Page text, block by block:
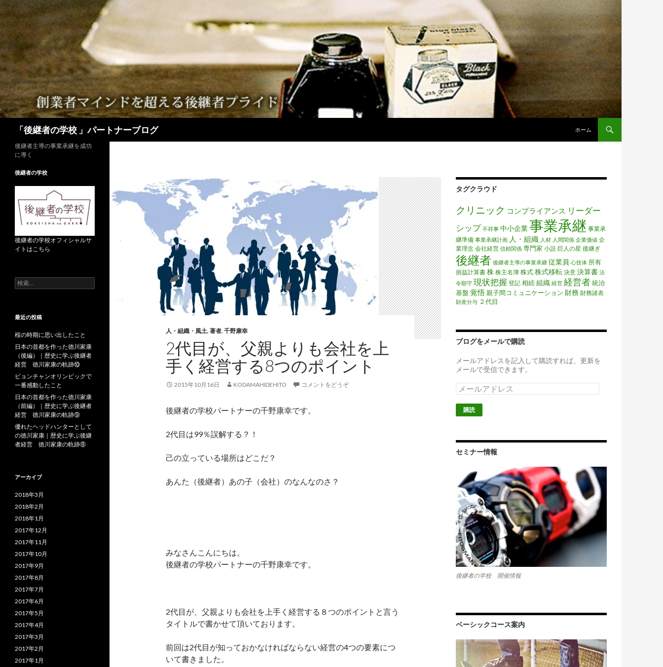
「後継者の学校 」パートナーブログ
ホーム
人・組織・風土, 著者, 千野康幸
2代目が、父親よりも会社を上
手く経営する8つのポイント
2015年10月16日 KODAMAHIDEHITO コメントをどうぞ
後継者の学校パートナーの千野康幸です。
2代目は99％誤解する？！
己の立っている場所はどこだ？
あんた（後継者）あの子（会社）のなんなのさ？
みなさんこんにちは。
後継者の学校パートナーの千野康幸です。
2代目が、父親よりも会社を上手く経営する８つのポイントと言う
タイトルで書かせて頂いております。
前回は2代目が知っておかなければならない経営の4つの要素につ
いて書きました。
タグクラウド
クリニック コンプライアンス リーダー
シップ 不祥事 中小企業事業承継 事業承
継準備 事業承継計画 人・組織 人材 人間関係 企業価値 企
業理念 会社経営 信頼関係 専門家 小説 巨人の星 後継ぎ
後継者 後継者主導の事業承継 従業員 心技体 所有
損益計算書 株 株主名簿 株式株式移転 決意 決算書 法
令順守 現状把握 登記 相続組織 経営 経営者統治
基盤覚悟親子間コミュニケーション 財務 財務諸表
財産分与 ２代目
ブログをメールで購読
メールアドレスを記入して購読すれば、更新を
メールで受信できます。
メ
ー
ル
ア
ス
セミナー情報
後継者の学校 開催情報
ベーシックコース案内
後継者主導の事業承継を成功
に導く
後継者の学校
後継者の学校オフィシャルサ
イトはこちら
検
索
最近の投稿
桜の時期に思い出したこと
日本の首都を作った徳川家康
（後編）｜歴史に学ぶ後継者
経営 徳川家康の軌跡⑩
ピョンチャンオリンピックで
一番感動したこと
日本の首都を作った徳川家康
（前編）｜歴史に学ぶ後継者
経営 徳川家康の軌跡⑨
優れたヘッドハンターとして
の徳川家康｜歴史に学ぶ後継
者経営 徳川家康の軌跡⑧
アーカイブ
2018年3月
2018年2月
2018年1月
2017年12月
2017年11月
2017年10月
2017年9月
2017年8月
2017年7月
2017年6月
2017年5月
2017年4月
2017年3月
2017年2月
2017年1月